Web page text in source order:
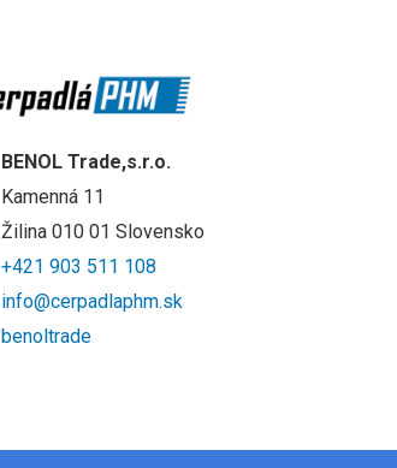
BENOL Trade,s.r.o.
Kamenná 11
Žilina 010 01 Slovensko
+421 903 511 108
info@cerpadlaphm.sk
benoltrade